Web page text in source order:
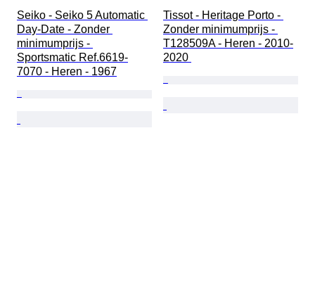
Seiko - Seiko 5 Automatic
Day-Date - Zonder
minimumprijs -
Sportsmatic Ref.6619-
7070 - Heren - 1967
Tissot - Heritage Porto -
Zonder minimumprijs -
T128509A - Heren - 2010-
2020